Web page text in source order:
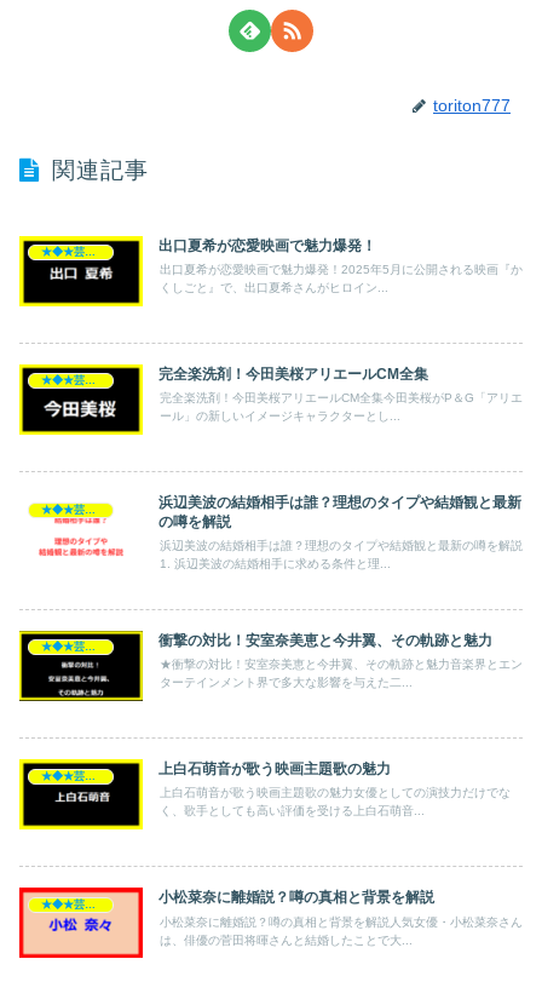
toriton777
関連記事
★◆★芸能人★◆★ 出口夏希が恋愛映画で魅力爆発！
出口夏希が恋愛映画で魅力爆発！2025年5月に公開される映画『か
くしごと』で、出口夏希さんがヒロイン...
★◆★芸能人★◆★ 完全楽洗剤！今田美桜アリエールCM全集
完全楽洗剤！今田美桜アリエールCM全集今田美桜がP＆G「アリエ
ール」の新しいイメージキャラクターとし...
浜辺美波の結婚相手は誰？理想のタイプや結婚観と最新
の噂を解説
浜辺美波の結婚相手は誰？理想のタイプや結婚観と最新の噂を解説
1. 浜辺美波の結婚相手に求める条件と理...
★◆★芸能人★◆★ 衝撃の対比！安室奈美恵と今井翼、その軌跡と魅力
★衝撃の対比！安室奈美恵と今井翼、その軌跡と魅力音楽界とエン
ターテインメント界で多大な影響を与えた二...
上白石萌音が歌う映画主題歌の魅力
上白石萌音が歌う映画主題歌の魅力女優としての演技力だけでな
く、歌手としても高い評価を受ける上白石萌音...
小松菜奈に離婚説？噂の真相と背景を解説
小松菜奈に離婚説？噂の真相と背景を解説人気女優・小松菜奈さん
は、俳優の菅田将暉さんと結婚したことで大...